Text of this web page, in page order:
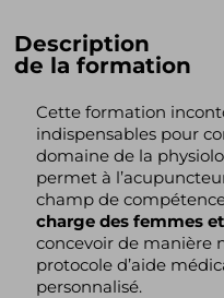
Description
de la formation
Cette formation
indispensables pour
domaine de la
permet à
champ de
charge des femmes
concevoir de manière
protocole d’aide
personnalisé.